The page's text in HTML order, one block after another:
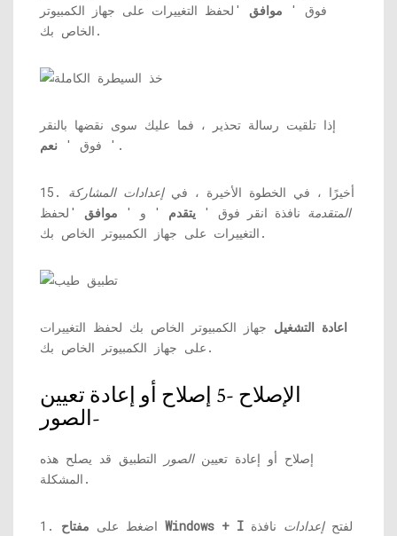
فوق ' موافق 'لحفظ التغييرات على جهاز الكمبيوتر
الخاص بك.
إذا تلقيت رسالة تحذير ، فما عليك سوى نقضها بالنقر
فوق ' نعم '.
15. أخيرًا ، في الخطوة الأخيرة ، فيإعدادات المشاركة
المتقدمة نافذة انقر فوق ' يتقدم ' و ' موافق 'لحفظ
التغييرات على جهاز الكمبيوتر الخاص بك.
اعادة التشغيل جهاز الكمبيوتر الخاص بك لحفظ التغييرات
على جهاز الكمبيوتر الخاص بك.
الإصلاح -5 إصلاح أو إعادة تعيين
الصور-
إصلاح أو إعادة تعيينالصور
التطبيق قد يصلح هذه
المشكلة.
1. اضغط على مفتاح Windows + I لفتحإعدادات نافذة